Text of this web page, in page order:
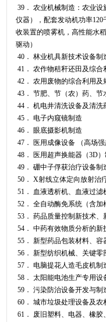
39． 农业机械制造：农业
仪器），配套发动机功率
收装置的喷雾机，高性能水
驱动）
40． 林业机具新技术设备制
41． 农作物秸秆还田及综
42． 农用废物的综合利用
43． 节肥、节（农）药、
44． 机电井清洗设备及清洗
45． 电子内窥镜制造
46． 眼底摄影机制造
47． 医用成像设备 （高场
48． 医用超声换能器（3D
49． 硼中子俘获治疗设备制
50． X射线立体定向放射治
51． 血液透析机、血液过滤
52． 全自动酶免系统（含
53． 药品质量控制新技术、
54． 中药有效物质分析的
55． 新型药品包装材料、
56． 新型纺织机械、关键
57． 电脑提花人造毛皮机制
58． 太阳能电池生产专用设
59． 污染防治设备开发与制
60． 城市垃圾处理设备及
61． 废旧塑料、电器、橡